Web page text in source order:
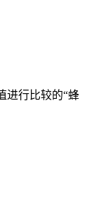
进行比较的“蜂